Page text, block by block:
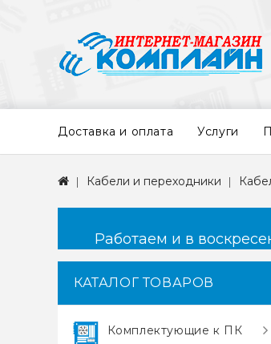
Доставка и оплата Услуги
Кабели и переходники
Работаем и в
КАТАЛОГ ТОВАРОВ
Комплектующие к ПК